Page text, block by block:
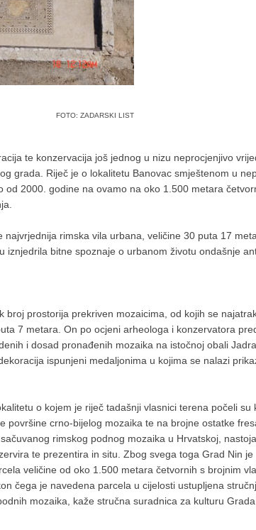
FOTO: ZADARSKI LIST
te konzervacija još jednog u nizu neprocjenjivo
grada. Riječ je o lokalitetu Banovac smještenom u
od 2000. godine na ovamo na oko 1.500 metara
rimska vila urbana, veličine 30 puta 17
iznjedrila bitne spoznaje o urbanom životu ondašnje
broj prostorija prekriven mozaicima, od kojih se
7 metara. On po ocjeni arheologa i konzervatora
i dosad pronađenih mozaika na istočnoj obali
ispunjeni medaljonima u kojima se nalazi
o kojem je riječ tadašnji vlasnici terena počeli su
površine crno-bijelog mozaika te na brojne ostatke
rimskog podnog mozaika u Hrvatskoj,
te prezentira in situ. Zbog svega toga Grad Nin
veličine od oko 1.500 metara četvornih s brojnim
čega je navedena parcela u cijelosti ustupljena
mozaika, kaže stručna suradnica za kulturu